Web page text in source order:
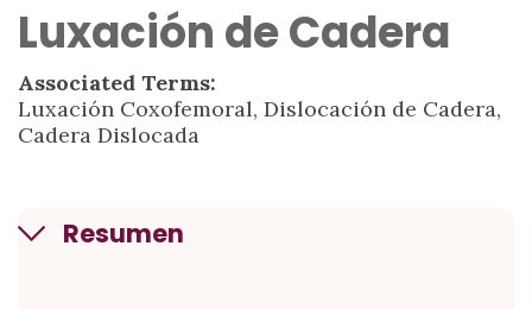
Luxación de Cadera
Associated Terms:
Luxación Coxofemoral, Dislocación de Cadera,
Cadera Dislocada
Resumen